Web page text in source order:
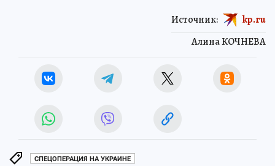
Алина КОЧНЕВА
Источник: kp.ru
СПЕЦОПЕРАЦИЯ НА УКРАИНЕ